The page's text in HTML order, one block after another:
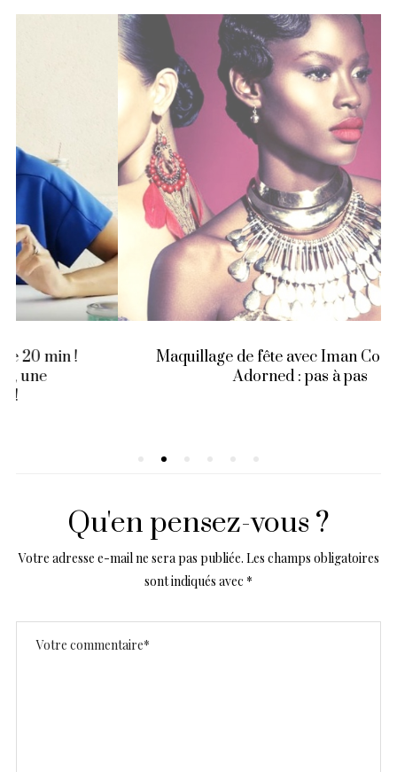
Maquillage de fête avec Iman Cosmetics –
Adorned : pas à pas
Qu'en pensez-vous ?
Votre adresse e-mail ne sera pas publiée. Les champs obligatoires
sont indiqués avec *